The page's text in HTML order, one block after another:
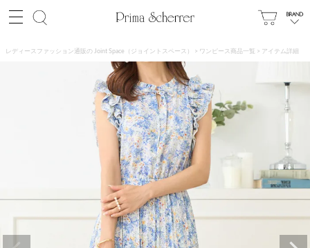
レディースファッション通販の Joint Space（ジョイントスペース） ワンピース商品一覧 アイテム詳細